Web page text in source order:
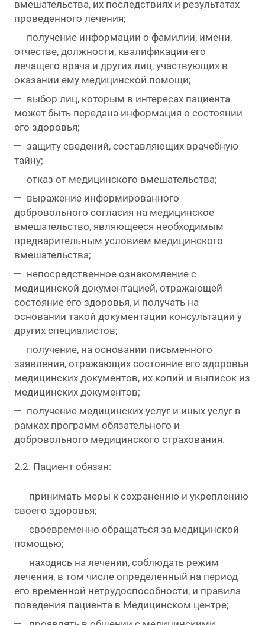
вмешательства, их последствиях и результатах
проведенного лечения;
получение информации о фамилии, имени,
отчестве, должности, квалификации его
лечащего врача и других лиц, участвующих в
оказании ему медицинской помощи;
выбор лиц, которым в интересах пациента
может быть передана информация о состоянии
его здоровья;
защиту сведений, составляющих врачебную
тайну;
отказ от медицинского вмешательства;
выражение информированного
добровольного согласия на медицинское
вмешательство, являющееся необходимым
предварительным условием медицинского
вмешательства;
непосредственное ознакомление с
медицинской документацией, отражающей
состояние его здоровья, и получать на
основании такой документации консультации у
других специалистов;
получение, на основании письменного
заявления, отражающих состояние его здоровья
медицинских документов, их копий и выписок из
медицинских документов;
получение медицинских услуг и иных услуг в
рамках программ обязательного и
добровольного медицинского страхования.
2.2. Пациент обязан:
принимать меры к сохранению и укреплению
своего здоровья;
своевременно обращаться за медицинской
помощью;
находясь на лечении, соблюдать режим
лечения, в том числе определенный на период
его временной нетрудоспособности, и правила
поведения пациента в Медицинском центре;